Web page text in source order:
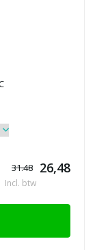
31.48 26,48
Incl. btw